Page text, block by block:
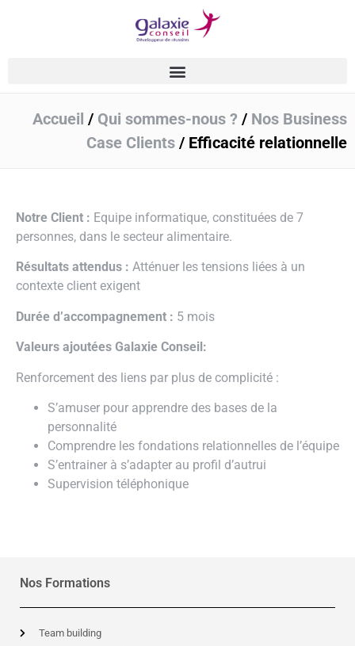
Accueil / Qui sommes-nous ? / Nos Business
Case Clients / Efficacité relationnelle
Notre Client : Equipe informatique, constituées de 7
personnes, dans le secteur alimentaire.
Résultats attendus : Atténuer les tensions liées à un
contexte client exigent
Durée d’accompagnement : 5 mois
Valeurs ajoutées Galaxie Conseil:
Renforcement des liens par plus de complicité :
S’amuser pour apprendre des bases de la
personnalité
Comprendre les fondations relationnelles de l’équipe
S’entrainer à s’adapter au profil d’autrui
Supervision téléphonique
Nos Formations
Team building